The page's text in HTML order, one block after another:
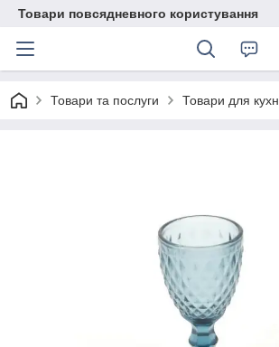
Товари повсядневного користування
Товари та послуги Товари для